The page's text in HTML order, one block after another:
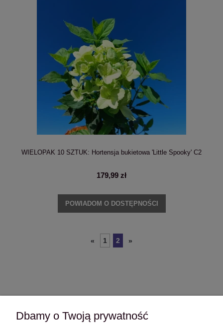
WIELOPAK 10 SZTUK: Hortensja bukietowa 'Little Spooky' C2
179,99 zł
POWIADOM O DOSTĘPNOŚCI
« 1 2 »
Dbamy o Twoją prywatność